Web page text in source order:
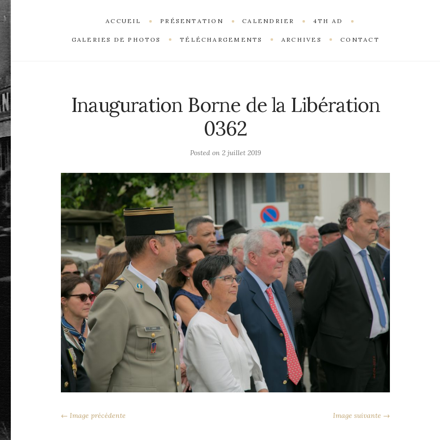
ACCUEIL PRÉSENTATION CALENDRIER 4TH AD
GALERIES DE PHOTOS TÉLÉCHARGEMENTS ARCHIVES CONTACT
Inauguration Borne de la Libération
0362
Posted on 2 juillet 2019
← Image précédente Image suivante →